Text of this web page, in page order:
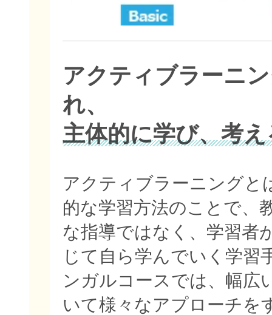
アクティブラーニ
れ、
主体的に学び、考
アクティブラーニングと
的な学習方法のことで、
な指導ではなく、学習者
じて自ら学んでいく学習
ンガルコースでは、幅広
いて様々なアプローチを